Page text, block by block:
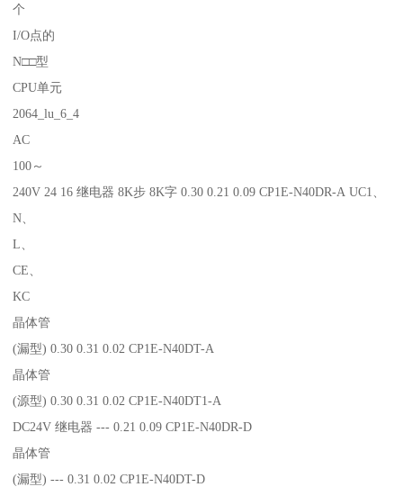
个
I/O点的
N□□型
CPU单元
2064_lu_6_4
AC
100～
240V 24 16 继电器 8K步 8K字 0.30 0.21 0.09 CP1E-N40DR-A UC1、
N、
L、
CE、
KC
晶体管
(漏型) 0.30 0.31 0.02 CP1E-N40DT-A
晶体管
(源型) 0.30 0.31 0.02 CP1E-N40DT1-A
DC24V 继电器 --- 0.21 0.09 CP1E-N40DR-D
晶体管
(漏型) --- 0.31 0.02 CP1E-N40DT-D